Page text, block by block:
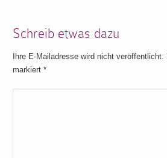
Schreib etwas dazu
Ihre E-Mailadresse wird nicht
markiert*